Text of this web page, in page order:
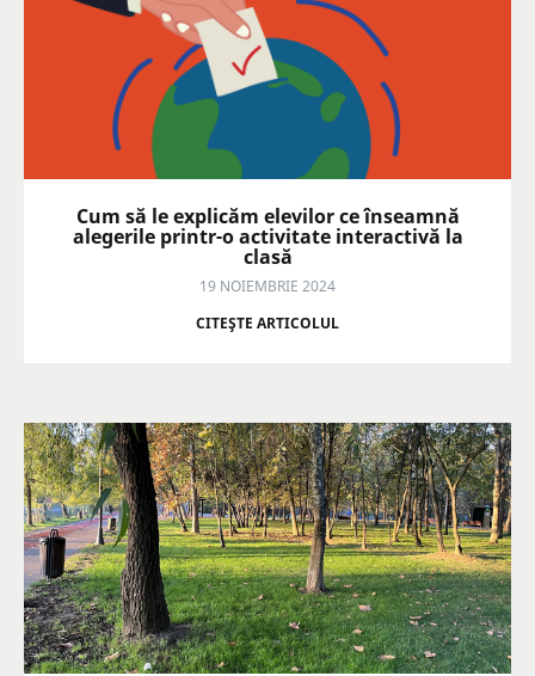
Cum să le explicăm elevilor ce înseamnă
alegerile printr-o activitate interactivă la
clasă
19 NOIEMBRIE 2024
CITEŞTE ARTICOLUL